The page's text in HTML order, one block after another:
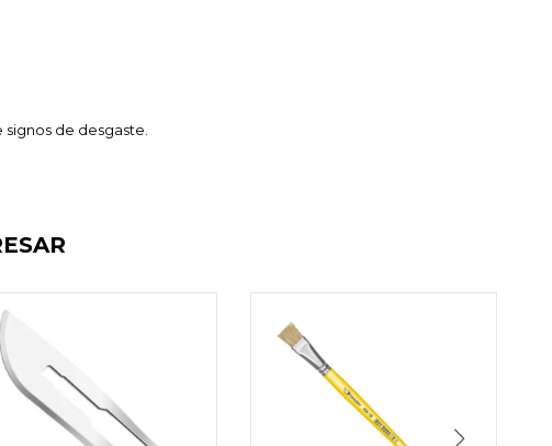
de desgaste.